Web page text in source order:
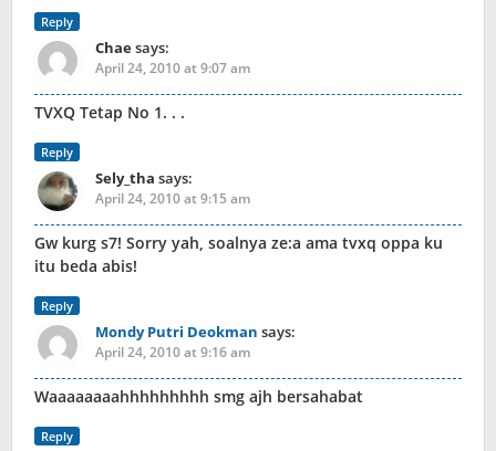
Reply
Chaesays:
April 24, 2010 at 9:07 am
TVXQ Tetap No 1. . .
Reply
Sely_tha says:
April 24, 2010 at 9:15 am
Gw kurg s7! Sorry yah, soalnya ze:a ama tvxq oppa ku
itu beda abis!
Reply
Mondy Putri Deokman says:
April 24, 2010 at 9:16 am
Waaaaaaaahhhhhhhhh smg ajh bersahabat
Reply